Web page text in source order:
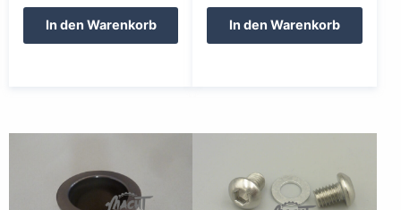
In den Warenkorb In den Warenkorb